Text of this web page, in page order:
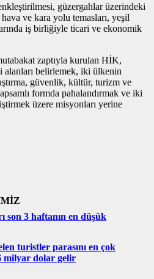
güzergahlar üzerindeki
hava ve kara yolu temasları, yeşil
iş birliğiyle ticari ve ekonomik
zaptıyla kurulan HİK,
belirlemek, iki ülkenin
güvenlik, kültür, turizm ve
formda pahalandırmak ve iki
üzere misyonları yerine
son 3 haftanın en düşük
turistler parasını en çok
milyar dolar gelir